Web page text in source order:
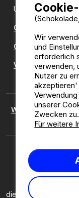
Unsere Partner:
CampingDirect
Verzeichnis der
Wer sind wir? |
vorbehalten.
Diese Seite ist
die
Wir
und
erforderlich
verwenden,
Nutzer zu
akzeptieren'
unserer
Zwecken zu.
Für weitere